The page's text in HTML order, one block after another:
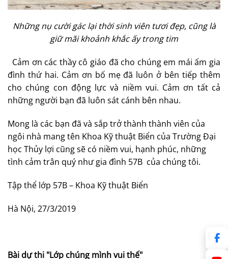
Những nụcười gác lại thời sinh viên tươi đẹp, cũng là
giữmãi khoảnh khắcấy trong tim
Cảm ơn các thầy cô giáo đã cho chúng em mái ấm gia
đình thứ hai. Cảm ơn bố mẹ đã luôn ở bên tiếp thêm
cho chúng con động lực và niềm vui. Cảm ơn tất cả
những người bạn đã luôn sát cánh bên nhau.
Mong là các bạn đã và sắp trở thành thành viên của
ngôi nhà mang tên Khoa Kỹ thuật Biển của Trường Đại
học Thủy lợi cũng sẽ có niềm vui, hạnh phúc, những
tình cảm trân quý như gia đình 57B của chúng tôi.
Tập thể lớp 57B – Khoa Kỹ thuật Biển
Hà Nội, 27/3/2019
Bài dự thi "Lớp chúng mình vui thế"